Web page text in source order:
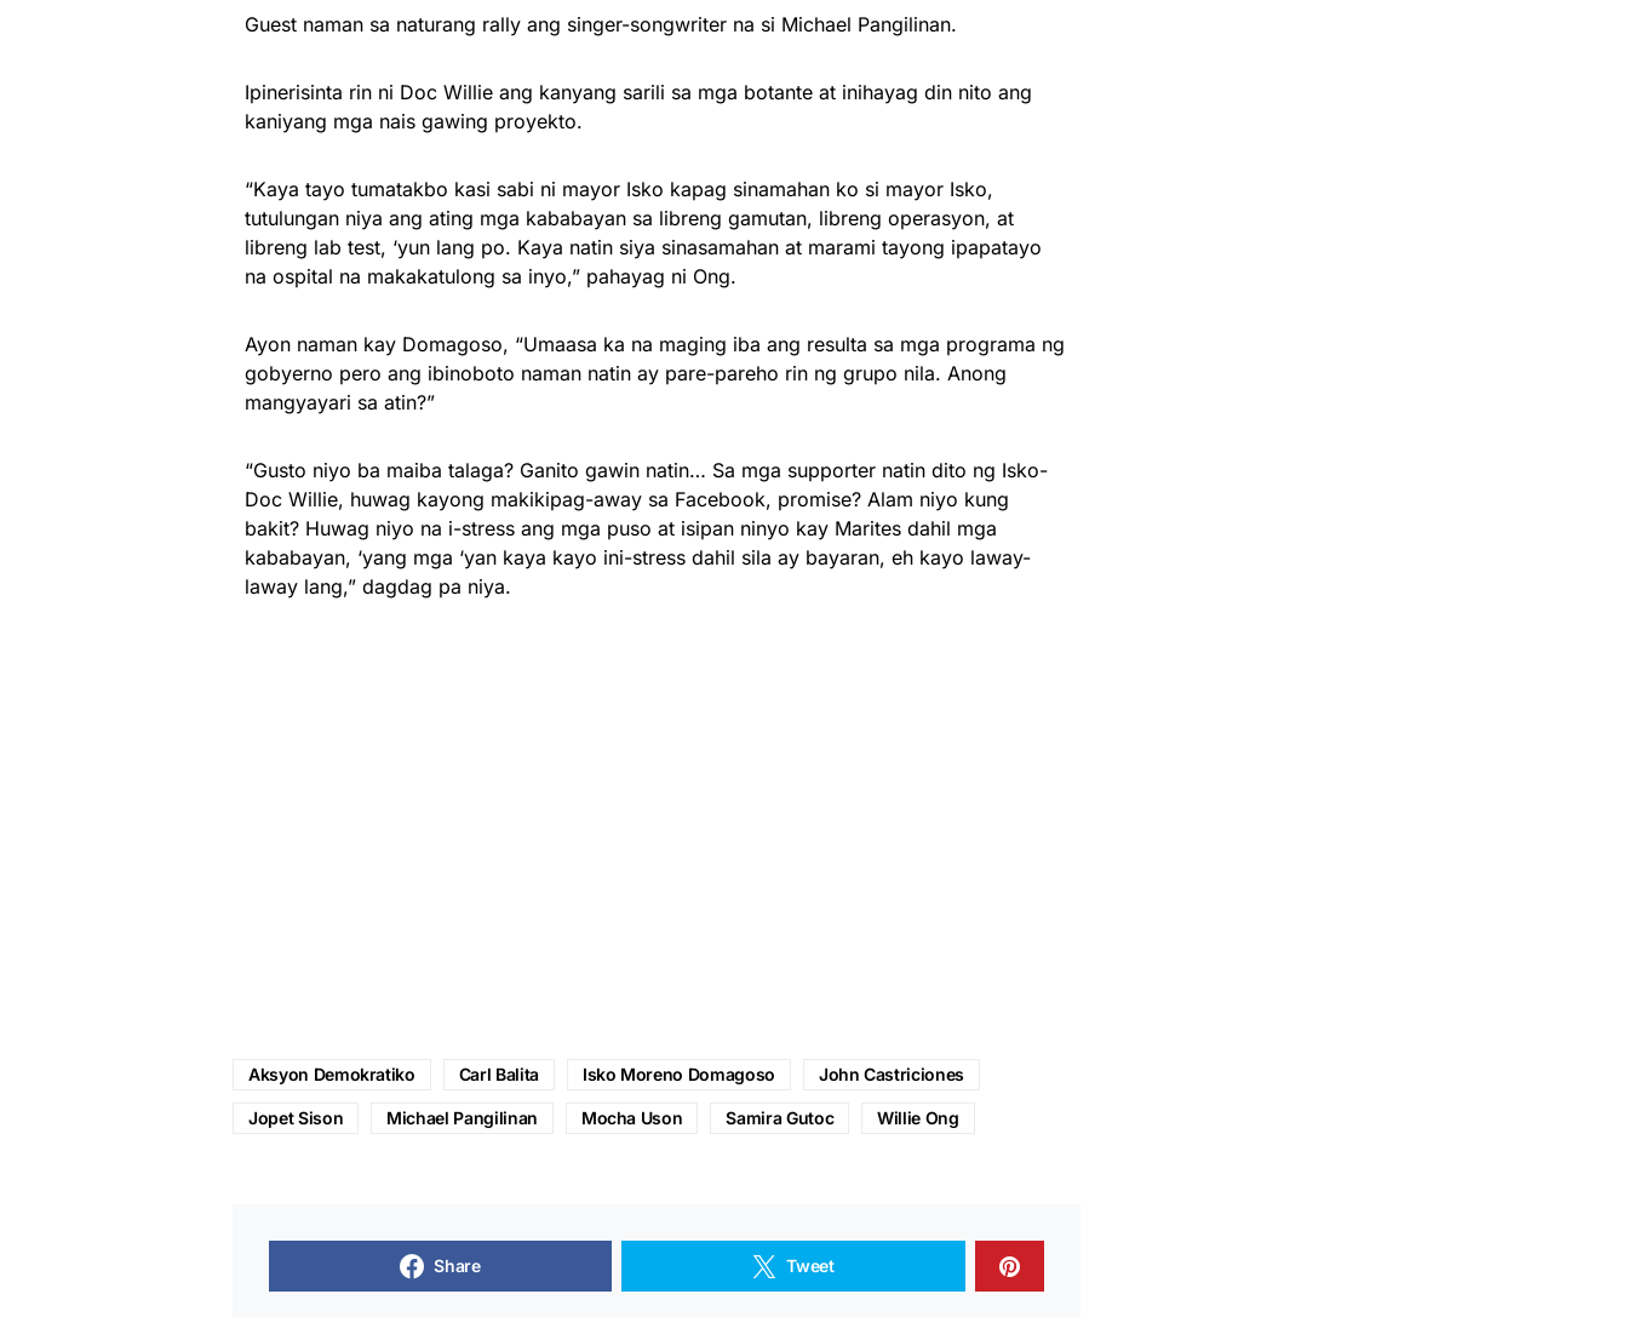
Guest naman sa naturang rally ang singer-songwriter na si Michael Pangilinan.
Ipinerisinta rin ni Doc Willie ang kanyang sarili sa mga botante at inihayag din nito ang
kaniyang mga nais gawing proyekto.
“Kaya tayo tumatakbo kasi sabi ni mayor Isko kapag sinamahan ko si mayor Isko,
tutulungan niya ang ating mga kababayan sa libreng gamutan, libreng operasyon, at
libreng lab test, ‘yun lang po. Kaya natin siya sinasamahan at marami tayong ipapatayo
na ospital na makakatulong sa inyo,” pahayag ni Ong.
Ayon naman kay Domagoso, “Umaasa ka na maging iba ang resulta sa mga programa ng
gobyerno pero ang ibinoboto naman natin ay pare-pareho rin ng grupo nila. Anong
mangyayari sa atin?”
“Gusto niyo ba maiba talaga? Ganito gawin natin… Sa mga supporter natin dito ng Isko-
Doc Willie, huwag kayong makikipag-away sa Facebook, promise? Alam niyo kung
bakit? Huwag niyo na i-stress ang mga puso at isipan ninyo kay Marites dahil mga
kababayan, ‘yang mga ‘yan kaya kayo ini-stress dahil sila ay bayaran, eh kayo laway-
laway lang,” dagdag pa niya.
Aksyon Demokratiko Carl Balita Isko Moreno Domagoso John Castriciones
Jopet Sison Michael Pangilinan Mocha Uson Samira Gutoc Willie Ong
Share Tweet